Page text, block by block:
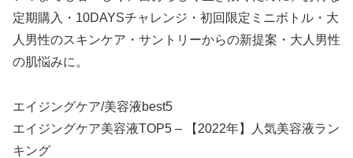
定期購入・10DAYSチャレンジ・初回限定ミニボトル・大
人男性のスキンケア・サントリーからの新提案・大人男性
の肌悩みに。
エイジングケア/美容液best5
エイジングケア美容液TOP5 – 【2022年】人気美容液ラン
キング